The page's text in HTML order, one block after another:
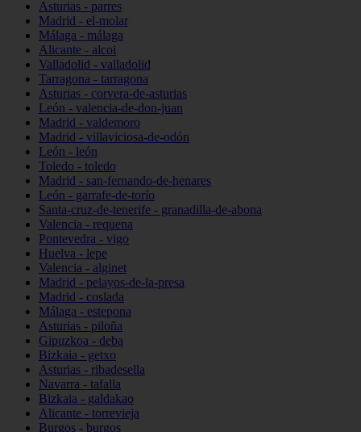
Asturias - parres
Madrid - el-molar
Málaga - málaga
Alicante - alcoi
Valladolid - valladolid
Tarragona - tarragona
Asturias - corvera-de-asturias
León - valencia-de-don-juan
Madrid - valdemoro
Madrid - villaviciosa-de-odón
León - león
Toledo - toledo
Madrid - san-fernando-de-henares
León - garrafe-de-torío
Santa-cruz-de-tenerife - granadilla-de-abona
Valencia - requena
Pontevedra - vigo
Huelva - lepe
Valencia - alginet
Madrid - pelayos-de-la-presa
Madrid - coslada
Málaga - estepona
Asturias - piloña
Gipuzkoa - deba
Bizkaia - getxo
Asturias - ribadesella
Navarra - tafalla
Bizkaia - galdakao
Alicante - torrevieja
Burgos - burgos